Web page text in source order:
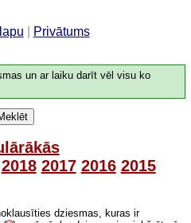
Privātums
un ar laiku darīt vēl visu ko
2018 2017 2016 2015
dziesmas, kuras ir